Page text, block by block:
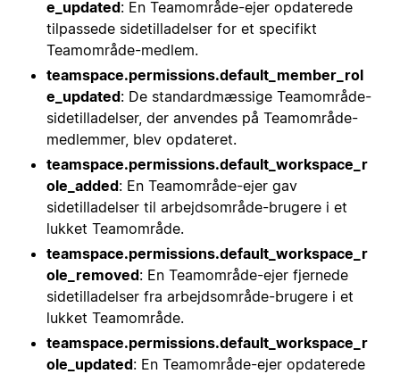
e_updated: En Teamområde-ejer opdaterede
tilpassede sidetilladelser for et specifikt
Teamområde-medlem.
teamspace.permissions.default_member_rol
e_updated: De standardmæssige Teamområde-
sidetilladelser, der anvendes på Teamområde-
medlemmer, blev opdateret.
teamspace.permissions.default_workspace_r
ole_added: En Teamområde-ejer gav
sidetilladelser til arbejdsområde-brugere i et
lukket Teamområde.
teamspace.permissions.default_workspace_r
ole_removed: En Teamområde-ejer fjernede
sidetilladelser fra arbejdsområde-brugere i et
lukket Teamområde.
teamspace.permissions.default_workspace_r
ole_updated: En Teamområde-ejer opdaterede